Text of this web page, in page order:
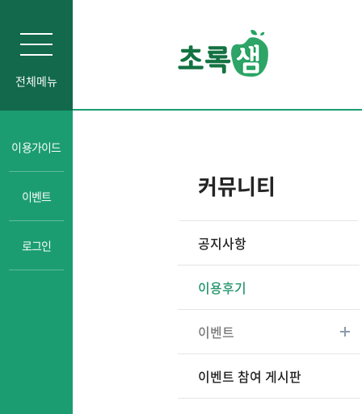
커뮤니티
공지사항
이용후기
이벤트
이벤트 참여 게시판
전체메뉴
이용가이드
이벤트
로그인
자기주도학습
성교육
일타강사강의